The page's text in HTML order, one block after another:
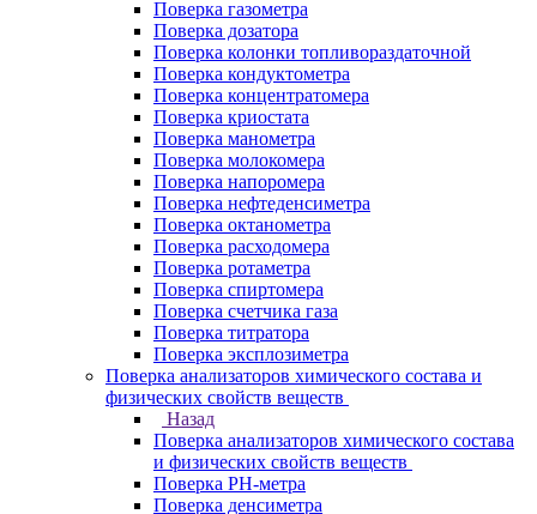
Поверка газометра
Поверка дозатора
Поверка колонки топливораздаточной
Поверка кондуктометра
Поверка концентратомера
Поверка криостата
Поверка манометра
Поверка молокомера
Поверка напоромера
Поверка нефтеденсиметра
Поверка октанометра
Поверка расходомера
Поверка ротаметра
Поверка спиртомера
Поверка счетчика газа
Поверка титратора
Поверка эксплозиметра
Поверка анализаторов химического состава и
физических свойств веществ
Назад
Поверка анализаторов химического состава
и физических свойств веществ
Поверка PH-метра
Поверка денсиметра